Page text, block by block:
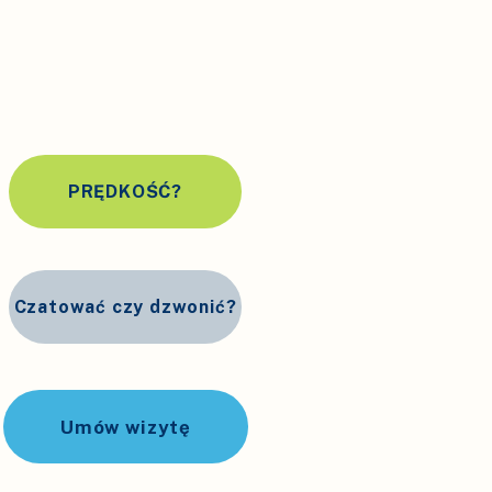
PRĘDKOŚĆ?
Czatować czy dzwonić?
Umów wizytę